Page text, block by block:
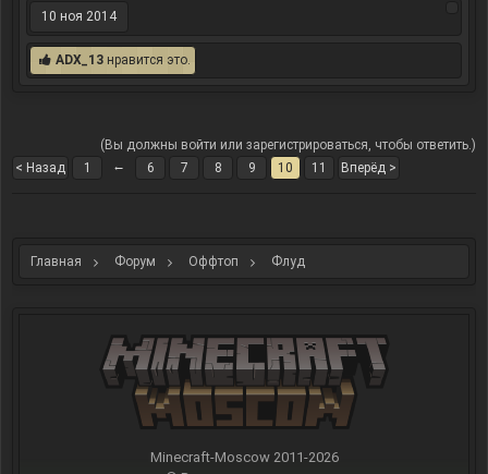
10 ноя 2014
ADX_13 нравится это.
(Вы должны войти или зарегистрироваться, чтобы ответить.)
< Назад
1 ← 6 7 8 9 10 11 Вперёд >
Главная Форум Оффтоп Флуд
Minecraft-Moscow 2011-2026